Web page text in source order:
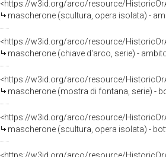
<https://w3id.org/arco/resource/
mascherone (scultura, opera isolata) -
<https://w3id.org/arco/resource/
mascherone (chiave d'arco, serie) -
<https://w3id.org/arco/resource/
mascherone (mostra di fontana, serie) -
<https://w3id.org/arco/resource/
mascherone (scultura, opera isolata) -